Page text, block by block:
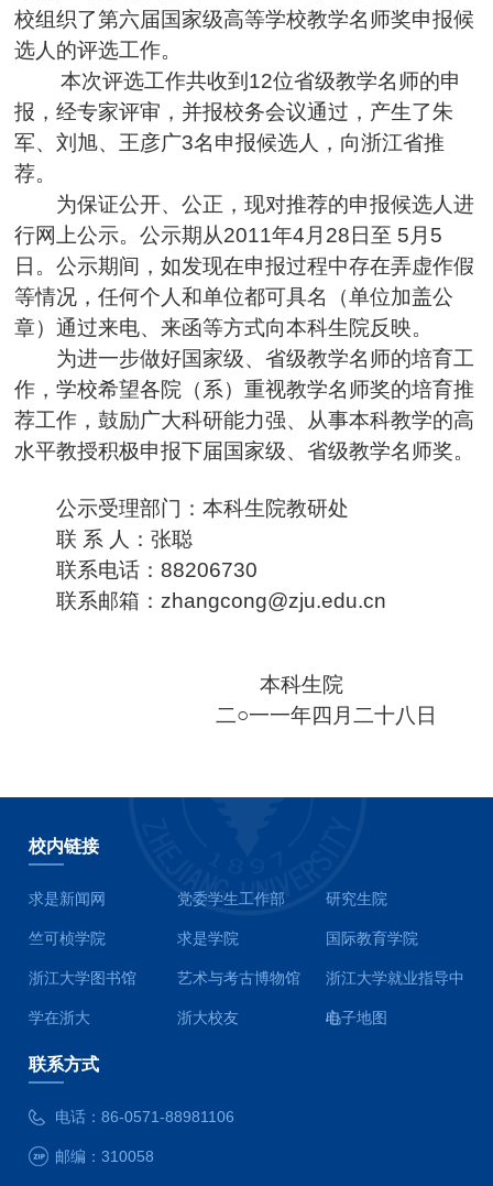
校组织了第六届国家级高等学校教学名师奖申报候
选人的评选工作。
本次评选工作共收到12位省级教学名师的申
报，经专家评审，并报校务会议通过，产生了朱
军、刘旭、王彦广3名申报候选人，向浙江省推
荐。
为保证公开、公正，现对推荐的申报候选人进
行网上公示。公示期从2011年4月28日至 5月5
日。公示期间，如发现在申报过程中存在弄虚作假
等情况，任何个人和单位都可具名（单位加盖公
章）通过来电、来函等方式向本科生院反映。
为进一步做好国家级、省级教学名师的培育工
作，学校希望各院（系）重视教学名师奖的培育推
荐工作，鼓励广大科研能力强、从事本科教学的高
水平教授积极申报下届国家级、省级教学名师奖。
公示受理部门：本科生院教研处
联 系 人：张聪
联系电话：88206730
联系邮箱：zhangcong@zju.edu.cn
本科生院
二○一一年四月二十八日
校内链接
求是新闻网 党委学生工作部 研究生院
竺可桢学院 求是学院 国际教育学院
浙江大学图书馆 艺术与考古博物馆 浙江大学就业指导中
心
学在浙大 浙大校友 电子地图
联系方式
电话：86-0571-88981106
邮编：310058